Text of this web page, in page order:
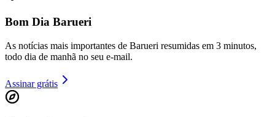
Bom Dia Barueri
As notícias mais importantes de Barueri resumidas em 3 minutos,
todo dia de manhã no seu e-mail.
Assinar grátis